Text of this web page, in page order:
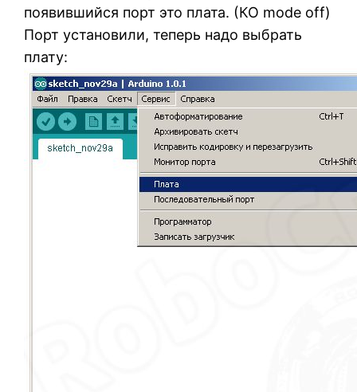
появившийся порт это плата. (КО mode off)
Порт установили, теперь надо выбрать
плату: